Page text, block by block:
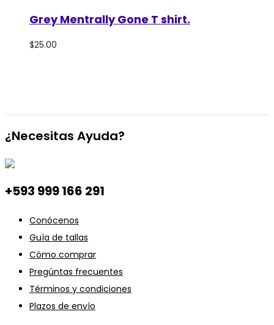
Grey Mentrally Gone T shirt.
$25.00
¿Necesitas Ayuda?
+593 999 166 291
Conócenos
Guía de tallas
Cómo comprar
Pregúntas frecuentes
Términos y condiciones
Plazos de envío